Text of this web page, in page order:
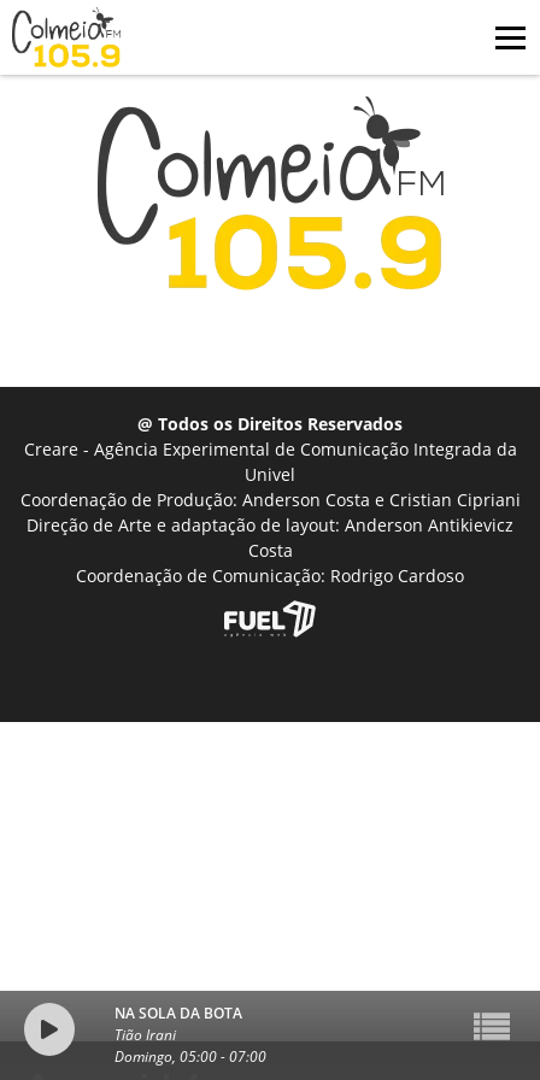
NA SOLA DA BOTA
Tião Irani
Domingo, 05:00-07:00
@ Todos os Direitos Reservados
Creare - Agência Experimental de Comunicação Integrada da
Univel
Coordenação de Produção: Anderson Costa e Cristian Cipriani
Direção de Arte e adaptação de layout: Anderson Antikievicz
Costa
Coordenação de Comunicação: Rodrigo Cardoso